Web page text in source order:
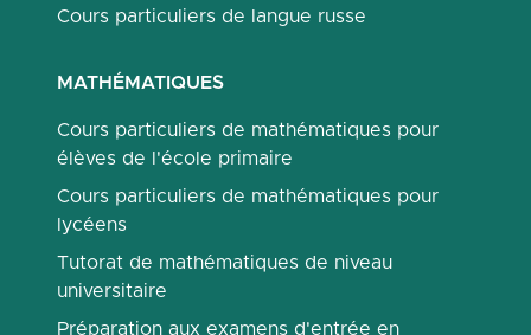
Cours particuliers de langue russe
MATHÉMATIQUES
Cours particuliers de mathématiques pour
élèves de l'école primaire
Cours particuliers de mathématiques pour
lycéens
Tutorat de mathématiques de niveau
universitaire
Préparation aux examens d'entrée en